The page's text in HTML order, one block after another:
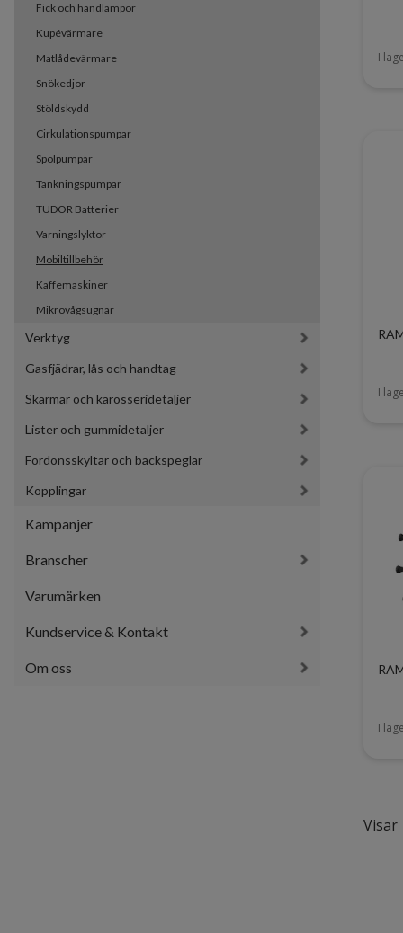
Fick och handlampor
Kupévärmare
Matlådevärmare
Snökedjor
Stöldskydd
Cirkulationspumpar
Spolpumpar
Tankningspumpar
TUDOR Batterier
Varningslyktor
Mobiltillbehör
Kaffemaskiner
Mikrovågsugnar
Verktyg
Gasfjädrar, lås och handtag
Skärmar och karosseridetaljer
Lister och gummidetaljer
Fordonsskyltar och backspeglar
Kopplingar
Kampanjer
Branscher
Varumärken
Kundservice & Kontakt
Om oss
I
I
I
Visar